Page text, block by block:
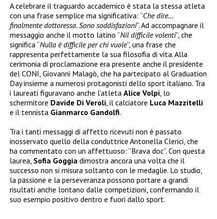
A celebrare il traguardo accademico è stata la stessa atleta
con una frase semplice ma significativa: “Che dire…
finalmente dottoressa. Sono soddisfazioni”. Ad accompagnare il
messaggio anche il motto latino “Nil difficile volenti”, che
significa “Nulla è difficile per chi vuole”, una frase che
rappresenta perfettamente la sua filosofia di vita. Alla
cerimonia di proclamazione era presente anche il presidente
del CONI, Giovanni Malagò, che ha partecipato al Graduation
Day insieme a numerosi protagonisti dello sport italiano. Tra
i laureati figuravano anche l’atleta Alice Volpi , lo
schermitore Davide Di Veroli , il calciatore Luca Mazzitelli
e il tennista Gianmarco Gandolfi.
Tra i tanti messaggi di affetto ricevuti non è passato
inosservato quello della conduttrice Antonella Clerici, che
ha commentato con un affettuoso: “Brava doc”. Con questa
laurea, Sofia Goggia dimostra ancora una volta che il
successo non si misura soltanto con le medaglie. Lo studio,
la passione e la perseveranza possono portare a grandi
risultati anche lontano dalle competizioni, confermando il
suo esempio positivo dentro e fuori dallo sport.